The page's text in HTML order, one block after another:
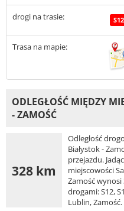
drogi na trasie: S12
Trasa na mapie:
ODLEGŁOŚĆ MIĘDZY
- ZAMOŚĆ
328 km
Odległość
Białystok -
przejazdu.
miejscowości
Zamość
drogami: S12,
Lublin, Zamość.